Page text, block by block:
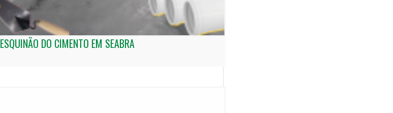
ESQUINÃO DO CIMENTO EM SEABRA